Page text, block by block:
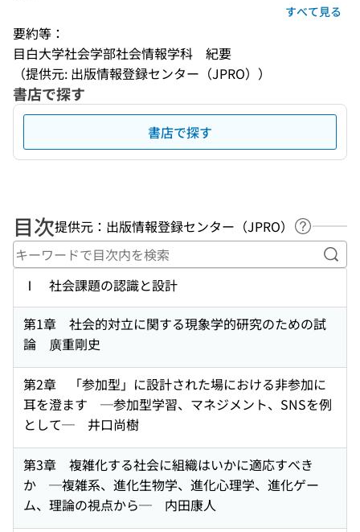
すべて見る
要約等：
目白大学社会学部社会情報学科　紀要
（提供元: 出版情報登録センター（JPRO））
書店で探す
書店で探す
目次提供元：出版情報登録センター（JPRO）
ヘルプペ
キ
Ⅰ 社会課題の認識と設計
第1章 社会的対立に関する現象学的研究のための試
論 廣重剛史
第2章 「参加型」に設計された場における非参加に
耳を澄ます ─参加型学習、マネジメント、SNSを例
として─ 井口尚樹
第3章 複雑化する社会に組織はいかに適応すべき
か ─複雑系、進化生物学、進化心理学、進化ゲー
ム、理論の視点から─ 内田康人